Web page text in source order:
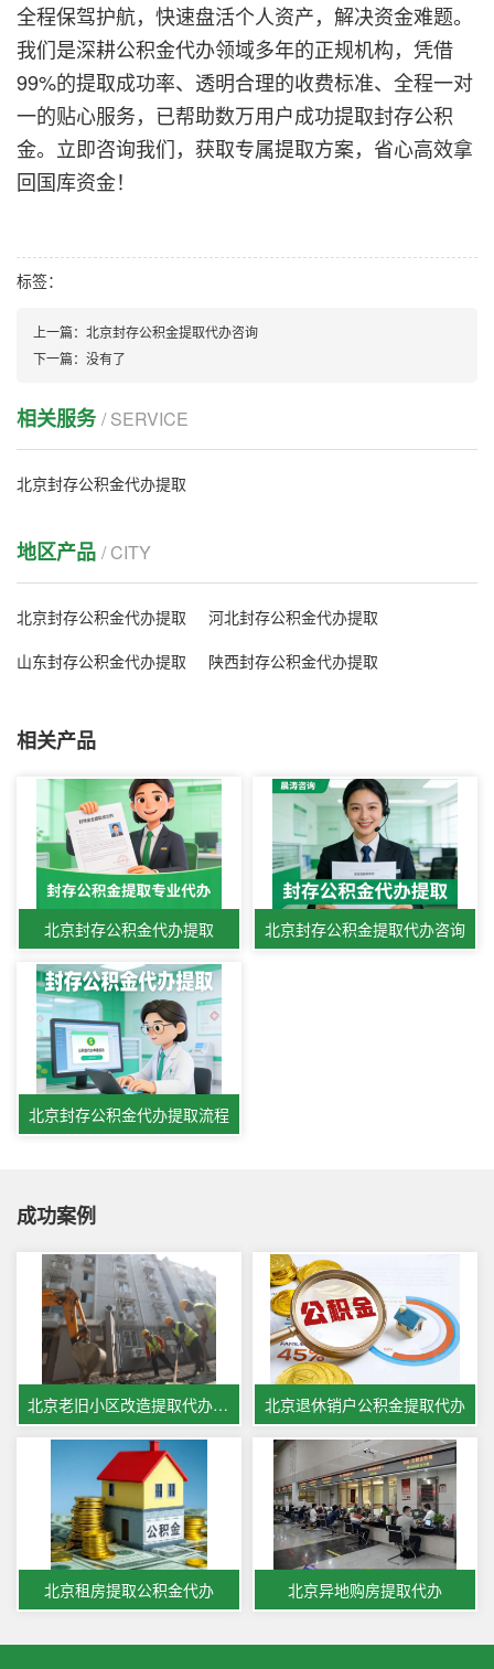
全程保驾护航，快速盘活个人资产，解决资金难题。
我们是深耕公积金代办领域多年的正规机构，凭借
99%的提取成功率、透明合理的收费标准、全程一对
一的贴心服务，已帮助数万用户成功提取封存公积
金。立即咨询我们，获取专属提取方案，省心高效拿
回国库资金！
标签：
上一篇： 北京封存公积金提取代办咨询
下一篇： 没有了
相关服务/ SERVICE
北京封存公积金代办提取
地区产品 / CITY
北京封存公积金代办提取
河北封存公积金代办提取
山东封存公积金代办提取
陕西封存公积金代办提取
相关产品
北京封存公积金代办提取 北京封存公积金提取代办咨询
北京封存公积金代办提取流程
成功案例
北京老旧小区改造提取代办公积金 北京退休销户公积金提取代办
北京租房提取公积金代办 北京异地购房提取代办